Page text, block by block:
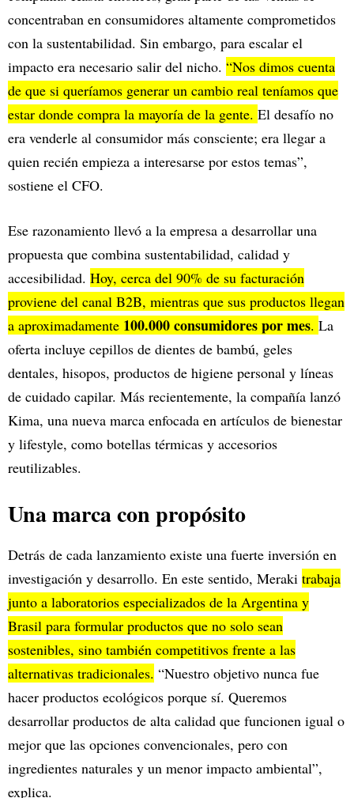
concentraban en consumidores altamente comprometidos
con la sustentabilidad. Sin embargo, para escalar el
impacto era necesario salir del nicho. “Nos dimos cuenta
de que si queríamos generar un cambio real teníamos que
estar donde compra la mayoría de la gente. El desafío no
era venderle al consumidor más consciente; era llegar a
quien recién empieza a interesarse por estos temas”,
sostiene el CFO.
Ese razonamiento llevó a la empresa a desarrollar una
propuesta que combina sustentabilidad, calidad y
accesibilidad. Hoy, cerca del 90% de su facturación
proviene del canal B2B, mientras que sus productos llegan
a aproximadamente 100.000 consumidores por mes. La
oferta incluye cepillos de dientes de bambú, geles
dentales, hisopos, productos de higiene personal y líneas
de cuidado capilar. Más recientemente, la compañía lanzó
Kima, una nueva marca enfocada en artículos de bienestar
y lifestyle, como botellas térmicas y accesorios
reutilizables.
Una marca con propósito
Detrás de cada lanzamiento existe una fuerte inversión en
investigación y desarrollo. En este sentido, Meraki trabaja
junto a laboratorios especializados de la Argentina y
Brasil para formular productos que no solo sean
sostenibles, sino también competitivos frente a las
alternativas tradicionales. “Nuestro objetivo nunca fue
hacer productos ecológicos porque sí. Queremos
desarrollar productos de alta calidad que funcionen igual o
mejor que las opciones convencionales, pero con
ingredientes naturales y un menor impacto ambiental”,
explica.